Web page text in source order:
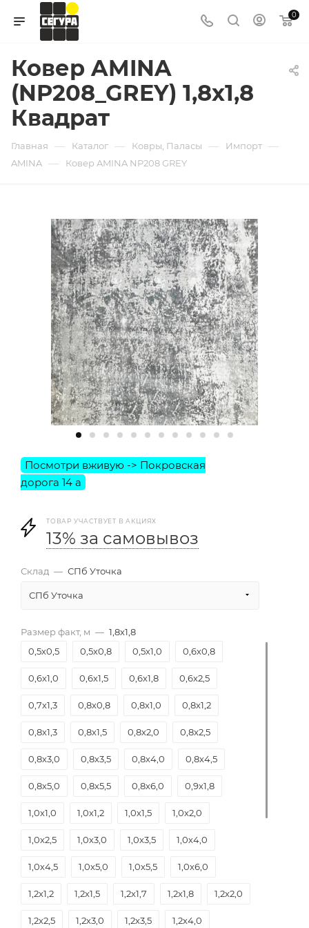
0
Ковер AMINA
(NP208_GREY) 1,8х1,8
Квадрат
Главная — Каталог — Ковры, Паласы — Импорт —
AMINA — Ковер AMINA NP208 GREY
ТОВАР УЧАСТВУЕТ В АКЦИЯХ
13% за самовывоз
Склад — СПб Уточка
СПб Уточка
Размер факт, м — 1,8х1,8
0,5х0,5
0,5х0,8 0,5х1,0 0,6х0,8
0,6х1,0 0,6х1,5 0,6х1,8 0,6х2,5
0,7х1,3 0,8х0,8 0,8х1,0 0,8х1,2
0,8х1,3 0,8х1,5 0,8х2,0 0,8х2,5
0,8х3,0 0,8х3,5 0,8х4,0 0,8х4,5
0,8х5,0 0,8х5,5 0,8х6,0 0,9х1,8
1,0х1,0 1,0х1,2 1,0х1,5 1,0х2,0
1,0х2,5 1,0х3,0 1,0х3,5 1,0х4,0
1,0х4,5 1,0х5,0 1,0х5,5 1,0х6,0
1,2х1,2 1,2х1,5 1,2х1,7 1,2х1,8 1,2х2,0
1,2х2,5 1,2х3,0 1,2х3,5 1,2х4,0